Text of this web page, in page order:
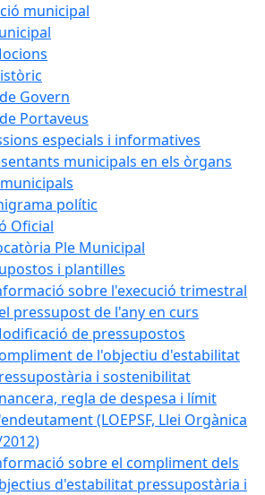
municipal
Govern
Portaveus
especials i informatives
municipals en els òrgans
polític
Oficial
Ple Municipal
i plantilles
sobre l'execució trimestral
pressupost de l'any en curs
de pressupostos
de l'objectiu d'estabilitat
i sostenibilitat
regla de despesa i límit
(LOEPSF, Llei Orgànica
sobre el compliment dels
d'estabilitat pressupostària i